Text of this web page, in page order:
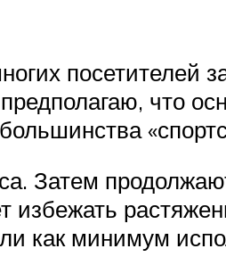
посетителей
что
Затем
как минимум